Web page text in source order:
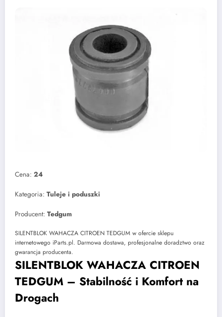
Cena: 24
Kategoria: Tuleje i poduszki
Producent: Tedgum
SILENTBLOK WAHACZA CITROEN TEDGUM w ofercie sklepu
internetowego iParts.pl. Darmowa dostawa, profesjonalne doradztwo oraz
gwarancja producenta.
SILENTBLOK WAHACZA CITROEN
TEDGUM – Stabilność i Komfort na
Drogach